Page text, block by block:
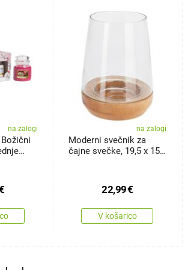
na zalogi na zalogi
Moderni svečnik za
čajne svečke, 19,5 x 15
22,99€
V košarico